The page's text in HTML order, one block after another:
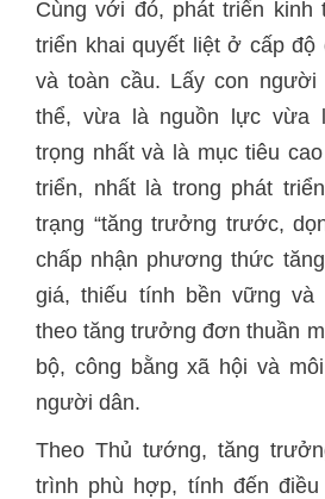
Cùng với đó, phát triển kinh
triển khai quyết liệt ở cấp độ
và toàn cầu. Lấy con người
thể, vừa là nguồn lực vừa
trọng nhất và là mục tiêu
triển, nhất là trong phát
trạng “tăng trưởng trước,
chấp nhận phương thức
giá, thiếu tính bền vững và
theo tăng trưởng đơn thuần
bộ, công bằng xã hội và
người dân.
Theo Thủ tướng, tăng
trình phù hợp, tính đến